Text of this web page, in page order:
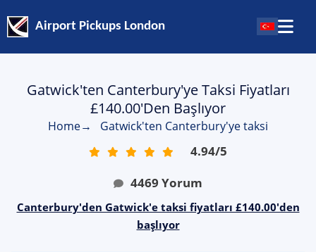
Airport Pickups London
Gatwick'ten Canterbury'ye Taksi Fiyatları
£140.00'den Başlıyor
Home→ Gatwick'ten Canterbury'ye taksi
4.94/5
4469 Yorum
Canterbury'den Gatwick'e taksi fiyatları £140.00'den
başlıyor